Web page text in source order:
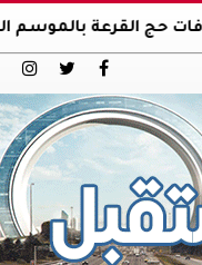
بالموسم الجديد


